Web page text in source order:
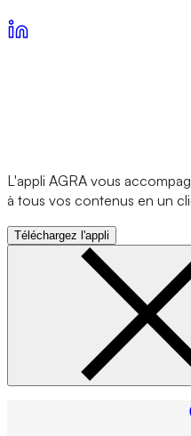
L'appli AGRA vous
à tous vos contenus en un
Téléchargez l'appli